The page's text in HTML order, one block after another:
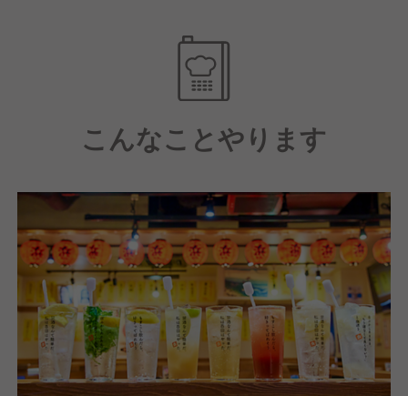
・月最大9休／週休2日制／福利厚生充実
・飲食業界1位!働きがいのある会社 3年連続受賞
・健康経営優良法人 8年連続認定
こんなことやります